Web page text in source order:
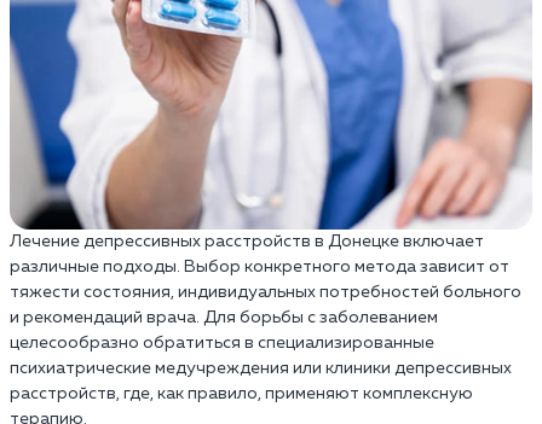
Лечение депрессивных расстройств в Донецке включает
различные подходы. Выбор конкретного метода зависит от
тяжести состояния, индивидуальных потребностей больного
и рекомендаций врача. Для борьбы с заболеванием
целесообразно обратиться в специализированные
психиатрические медучреждения или клиники депрессивных
расстройств, где, как правило, применяют комплексную
терапию.